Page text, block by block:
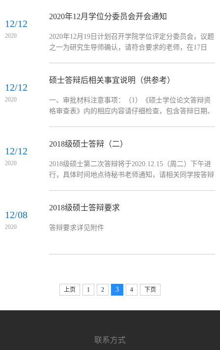
前，逾期不候
12/12
2020
2020年12月学位分委员会开会通知
2020年12月19日计划召开学院学位评定分委员会，议题
之一为研究生导师确认，请符合要求的老师，在17日
12/12
2020
硕士答辩后相关事宜说明（供参考）
一、审批材料注意事项：（1）《硕士学位论文答辩资
格审查表》内的相应内容请仔细检查，包含答辩日期、
定修改，“硕士学位论文答辩资格审查表（表1）”必须
能用word自行编制，也不要导出打印（如不符合要求，
将统一打印），打印后对照《显示报表：答辩申请表
12/12
2020
2018级硕士答辩（二）
2018级硕士第二次答辩将于2020.12.15（周二）下午进
行，具体时间地点待秘书老师通知，请相关同学按答辩
12/08
2020
2018级硕士答辩要求
答辩要求详见附件
上页 1 2 3 4 下页
联系方式